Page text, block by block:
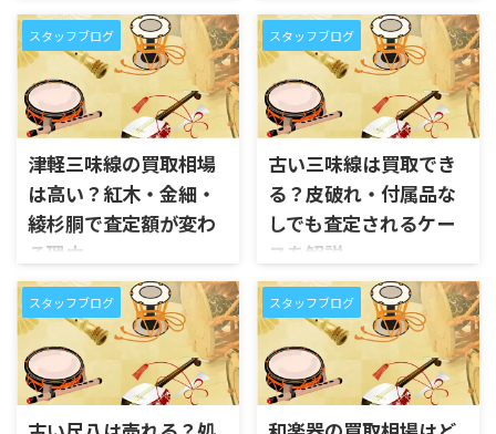
の高級材として評価されやす
く、状態や仕様によっては高額
査定につながる場合がありま
す。特に、津軽三味線や義太夫
三味線などの太棹三味線で、紅
木・金細・綾杉胴などの要 ...
す。特に、押し入れや倉庫に長
く保管されていた尺八は、乾
燥や湿気の影響を受けている
場合があります。 ただし、割
れやヒビがあるからといって、
必ず買取できないわけではあ
りません。尺八は、銘、製管 ...
ご自宅やご実家の整理で、尺
八・三味線・琴・和太鼓・篠
笛などの和楽器が見つかった
とき、「どこに売ればよいのか
分からない」と悩まれる方は
少なくありません。 身近なリ
サイクルショップに持ち込む
べきか、骨董店に相談するべ
きか、一般的な楽器店でも見
てもらえるのか、それとも和楽
器の専門店に査定を依頼する
見られるポイントや査定の考
え方は大きく変わります。 和
楽器は、見た目だけで価値を
判断しにくい楽器です。尺八で
あれば銘や製管師、三味線で
あれば棹の素材や金細、琴で
見つけたものの、「銘らしき
文字があるけれど読めない」
「どこを見ればよいのか分か
らない」「銘が読めない尺八
でも買取してもらえるのか」と
悩まれる方は少なくありませ
ん。 尺八の銘は、製管師や工
房、流派などを知るための大
切な手がかりです。真山、竹
仙、山口四郎、青木鈴慕、横
山蘭畝、河野玉水など、評価さ
れやすい銘の尺八であれば、
状態次第で査定額に大きく関
わることもあります。 ただ
し、銘が読めないからといっ
て、すぐに価値が分からない、
買取できないというわけでは
ありません。尺八は、銘以外
にも長さ ...
スタッフブログ
津軽三味線の買取相場
は高い？紅木・金細・
綾杉胴で査定額が変わ
る理由
ご自宅やご実家に津軽三味線
が眠っているものの、「普通の
三味線より高く売れるのか」
「紅木や金細といわれても価値
が分からない」「皮が破れて
いても買取してもらえるのか」
と悩まれる方は少なくありま
スタッフブログ
古い三味線は買取でき
る？皮破れ・付属品な
しでも査定されるケー
スを解説
ご自宅やご実家の整理をして
いると、長年使われていない古
い三味線が見つかることがあ
ります。しかし、三味線に詳し
くない方にとっては、「皮が破
れているけれど売れるのか」
「付属品がなくても査定しても
スタッフブログ スタッフブログ